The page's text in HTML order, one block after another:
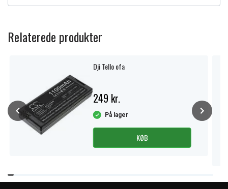
Relaterede produkter
Dji Tello ofa
249 kr.
På lager
KØB
Item
1